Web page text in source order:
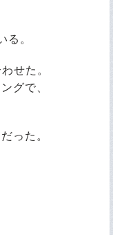
る。
せた。
グで、
った。